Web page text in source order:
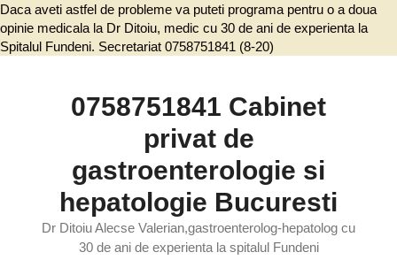
Daca aveti astfel de probleme va puteti programa pentru o a doua
opinie medicala la Dr Ditoiu, medic cu 30 de ani de experienta la
Spitalul Fundeni. Secretariat 0758751841 (8-20)
0758751841 Cabinet
privat de
gastroenterologie si
hepatologie Bucuresti
Dr Ditoiu Alecse Valerian,gastroenterolog-hepatolog cu
30 de ani de experienta la spitalul Fundeni